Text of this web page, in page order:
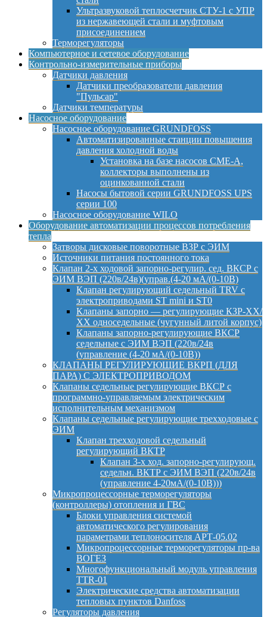
Ультразвуковой теплосчетчик СТУ-1 с УПР
из нержавеющей стали и муфтовым
присоединением
Терморегуляторы
Компьютерное и сетевое оборудование
Контрольно-измерительные приборы
Датчики давления
Датчики преобразователи давления
"Пульсар"
Датчики температуры
Насосное оборудование
Насосное оборудование GRUNDFOSS
Автоматизированные станции повышения
давления холодной воды
Установка на базе насосов CME-A,
коллекторы выполнены из
оцинкованной стали
Насосы бытовой серии GRUNDFOSS UPS
серии 100
Насосное оборудование WILO
Оборудование автоматизации процессов потребления
тепла
Затворы дисковые поворотные ВЗР с ЭИМ
Источники питания постоянного тока
Клапан 2-х ходовой запорно-регулир. сед. ВКСР с
ЭИМ ВЭП (220в/24в)(управ.(4-20 мА/(0-10В)
Клапан регулирующий седельный TRV с
электроприводами ST mini и ST0
Клапаны запорно — регулирующие КЗР-ХХ/
ХХ односедельные (чугунный литой корпус)
Клапаны запорно-регулирующие ВКСР
седельные с ЭИМ ВЭП (220в/24в
(управление (4-20 мА/(0-10В))
КЛАПАНЫ РЕГУЛИРУЮЩИЕ ВКРП (ДЛЯ
ПАРА) С ЭЛЕКТРОПРИВОДОМ
Клапаны седельные регулирующие ВКСР с
программно-управляемым электрическим
исполнительным механизмом
Клапаны седельные регулирующие трехходовые с
ЭИМ
Клапан трехходовой седельный
регулирующий ВКТР
Клапан 3-х ход. запорно-регулирующ.
седельн. ВКТР с ЭИМ ВЭП (220в/24в
(управление 4-20мА/(0-10В)))
Микропроцессорные терморегуляторы
(контроллеры) отопления и ГВС
Блоки управления системой
автоматического регулирования
параметрами теплоносителя АРТ-05.02
Микропроцессорные терморегуляторы пр-ва
ВОГЕЗ
Многофункциональный модуль управления
TTR-01
Электрические средства автоматизации
тепловых пунктов Danfoss
Регуляторы давления